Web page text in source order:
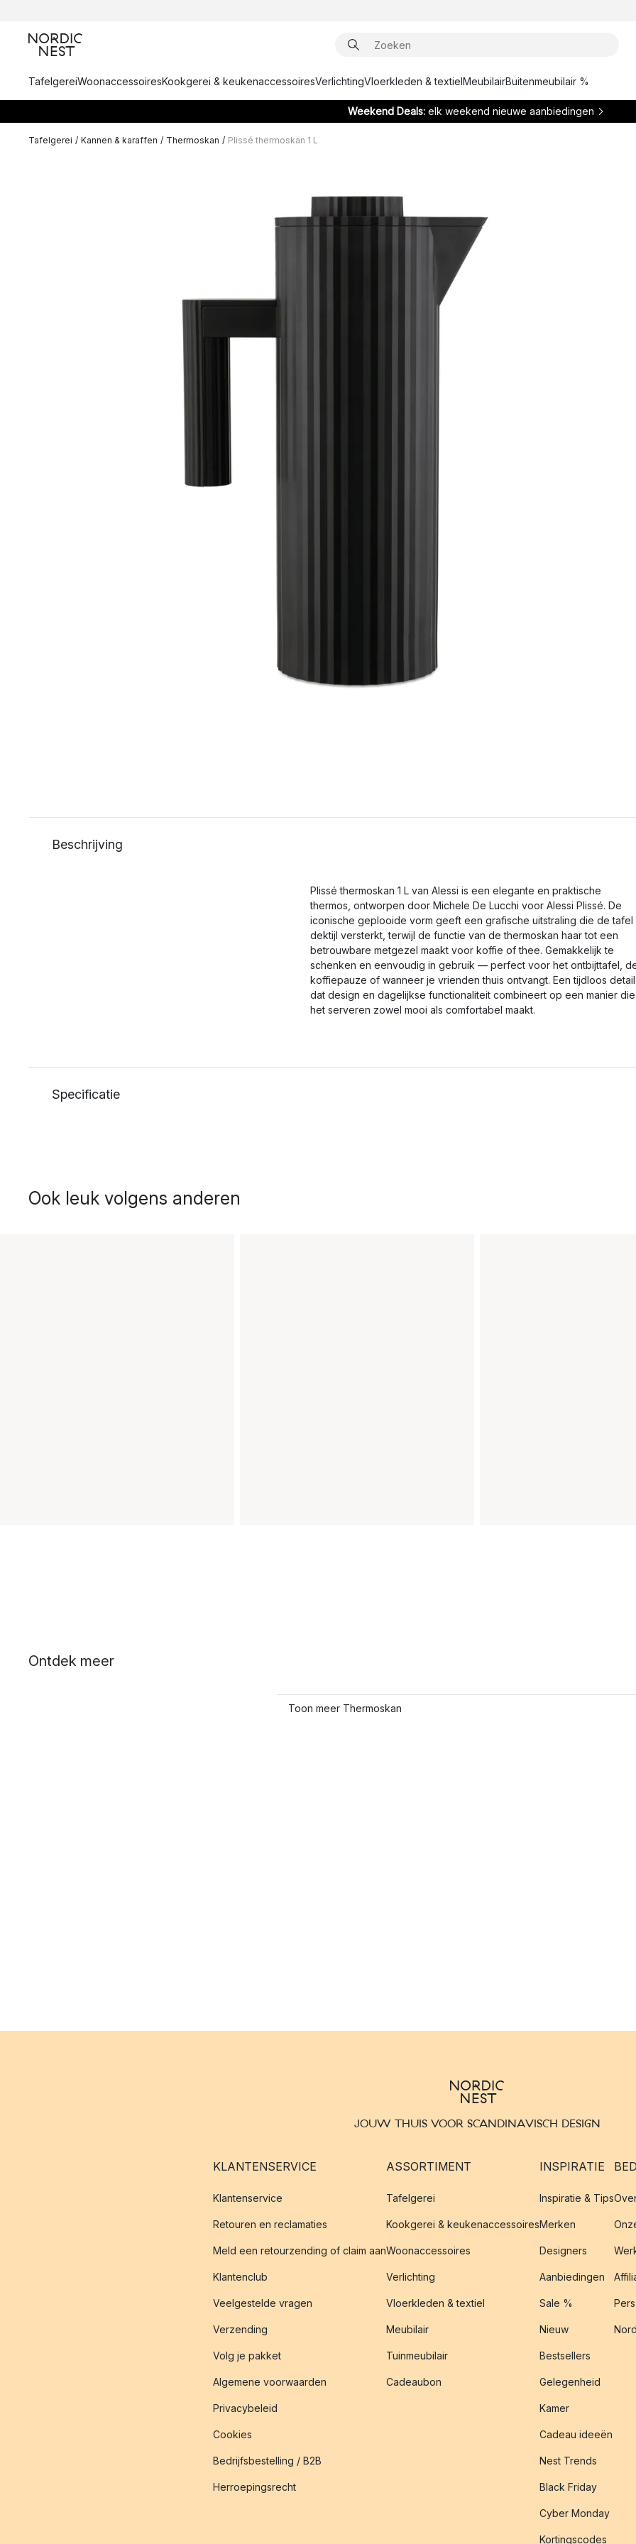
TafelgereiWoonaccessoiresKookgerei & keukenaccessoiresVerlichtingVloerkleden & textielMeubilairBuitenmeubilair %
Weekend Deals: elk weekend nieuwe aanbiedingen
Tafelgerei / Kannen & karaffen / Thermoskan / Plissé thermoskan 1 L
Beschrijving
Plissé thermoskan 1 L van Alessi is een elegante en praktische
thermos, ontworpen door Michele De Lucchi voor Alessi Plissé. De
iconische geplooide vorm geeft een grafische uitstraling die de tafel
dektijl versterkt, terwijl de functie van de thermoskan haar tot een
betrouwbare metgezel maakt voor koffie of thee. Gemakkelijk te
schenken en eenvoudig in gebruik — perfect voor het ontbijttafel,
koffiepauze of wanneer je vrienden thuis ontvangt. Een tijdloos detail
dat design en dagelijkse functionaliteit combineert op een manier die
het serveren zowel mooi als comfortabel maakt.
Specificatie
Ook leuk volgens anderen
Ontdek meer
Toon meer Thermoskan
JOUW THUIS VOOR SCANDINAVISCH DESIGN
KLANTENSERVICE
Klantenservice
Retouren en reclamaties
Meld een retourzending of claim aan
Klantenclub
Veelgestelde vragen
Verzending
Volg je pakket
Algemene voorwaarden
Privacybeleid
Cookies
Bedrijfsbestelling / B2B
Herroepingsrecht
ASSORTIMENT
Tafelgerei
Kookgerei & keukenaccessoires
Woonaccessoires
Verlichting
Vloerkleden & textiel
Meubilair
Tuinmeubilair
Cadeaubon
INSPIRATIE
Inspiratie & Tips
Merken
Designers
Aanbiedingen
Sale %
Nieuw
Bestsellers
Gelegenheid
Kamer
Cadeau ideeën
Nest Trends
Black Friday
Cyber Monday
Kortingscodes
Pers